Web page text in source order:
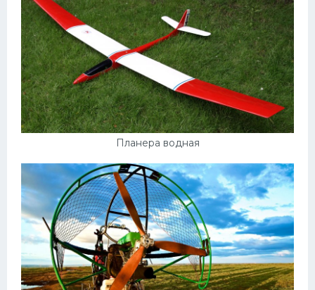
Планера водная